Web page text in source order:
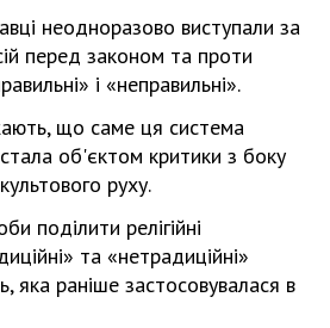
неодноразово виступали за
перед законом та проти
і «неправильні».
що саме ця система
стала об'єктом критики з боку
руху.
поділити релігійні
та «нетрадиційні»
яка раніше застосовувалася в